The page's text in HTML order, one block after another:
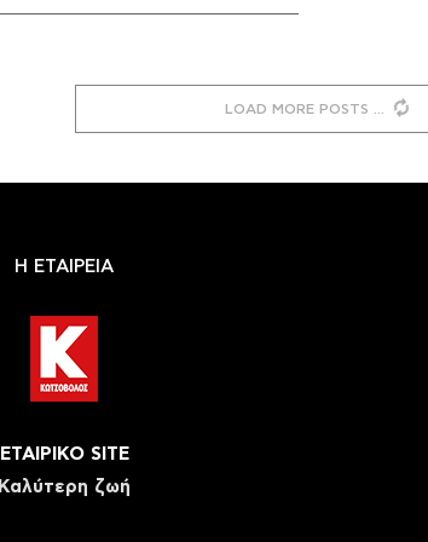
LOAD MORE POSTS
Η ΕΤΑΙΡΕΙΑ
ΕΤΑΙΡΙΚΟ SITE
Καλύτερη ζωή